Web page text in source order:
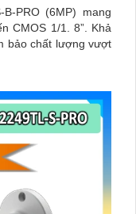
B-PRO (6MP) mang
1/1. 8”. Khả
bảo chất lượng vượt